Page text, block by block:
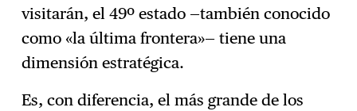
visitarán, el 49º estado —también conocido
como «la última frontera»— tiene una
dimensión estratégica.
Es, con diferencia, el más grande de los